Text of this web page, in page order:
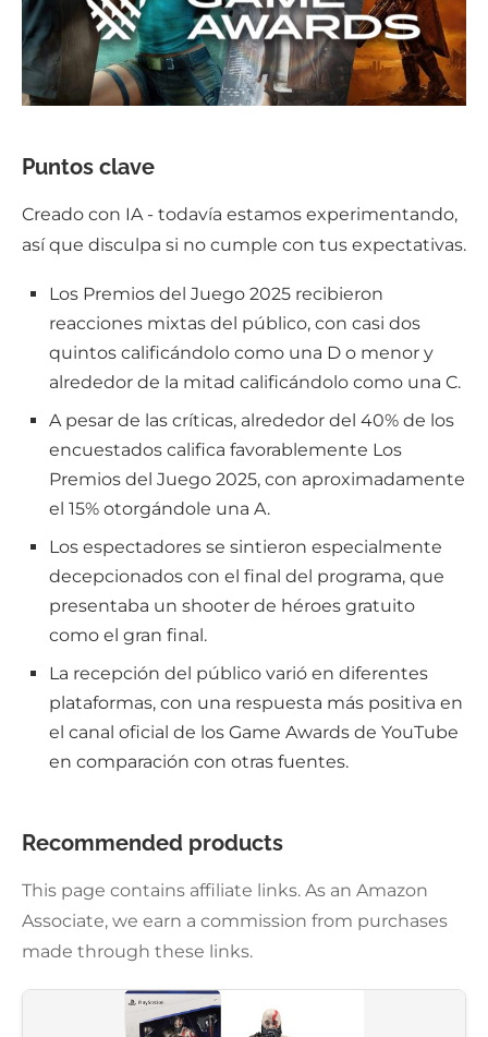
Puntos clave
Creado con IA - todavía estamos experimentando,
así que disculpa si no cumple con tus expectativas.
Los Premios del Juego 2025 recibieron
reacciones mixtas del público, con casi dos
quintos calificándolo como una D o menor y
alrededor de la mitad calificándolo como una C.
A pesar de las críticas, alrededor del 40% de los
encuestados califica favorablemente Los
Premios del Juego 2025, con aproximadamente
el 15% otorgándole una A.
Los espectadores se sintieron especialmente
decepcionados con el final del programa, que
presentaba un shooter de héroes gratuito
como el gran final.
La recepción del público varió en diferentes
plataformas, con una respuesta más positiva en
el canal oficial de los Game Awards de YouTube
en comparación con otras fuentes.
Recommended products
This page contains affiliate links. As an Amazon
Associate, we earn a commission from purchases
made through these links.